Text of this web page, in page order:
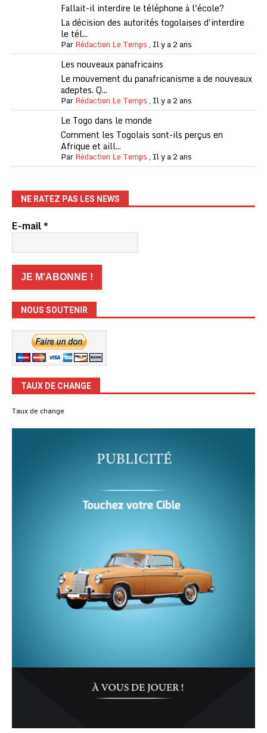
Fallait-il interdire le téléphone à l'école?
La décision des autorités togolaises d'interdire
le tél...
ParRédaction Le Temps, Il y a 2 ans
Les nouveaux panafricains
Le mouvement du panafricanisme a de nouveaux
adeptes. Q...
ParRédaction Le Temps, Il y a 2 ans
Le Togo dans le monde
Comment les Togolais sont-ils perçus en
Afrique et aill...
ParRédaction Le Temps, Il y a 2 ans
NE RATEZ PAS LES NEWS
E-mail*
NOUS SOUTENIR
TAUX DE CHANGE
Taux de change